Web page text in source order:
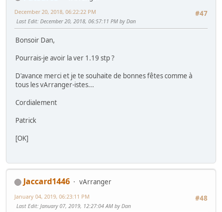
#47
December 20, 2018, 06:22:22 PM
Last Edit: December 20, 2018, 06:57:11 PM by Dan
Bonsoir Dan,
Pourrais-je avoir la ver 1.19 stp ?
D'avance merci et je te souhaite de bonnes fêtes comme à
tous les vArranger-istes...
Cordialement
Patrick
[OK]
Jaccard1446
vArranger
#48
January 04, 2019, 06:23:11 PM
Last Edit: January 07, 2019, 12:27:04 AM by Dan